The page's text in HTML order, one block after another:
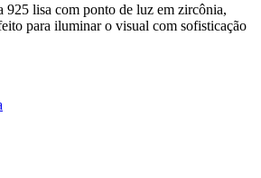
925 lisa com ponto de luz em zircônia,
para iluminar o visual com sofisticação